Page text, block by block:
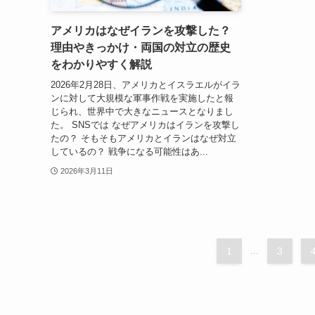
アメリカはなぜイランを攻撃した？
理由やきっかけ・両国の対立の歴史
をわかりやすく解説
2026年2月28日、アメリカとイスラエルがイラ
ンに対して大規模な軍事作戦を実施したと報
じられ、世界中で大きなニュースとなりまし
た。 SNSでは なぜアメリカはイランを攻撃し
たの？ そもそもアメリカとイランはなぜ対立
しているの？ 戦争になる可能性はあ...
2026年3月11日
1 3 4